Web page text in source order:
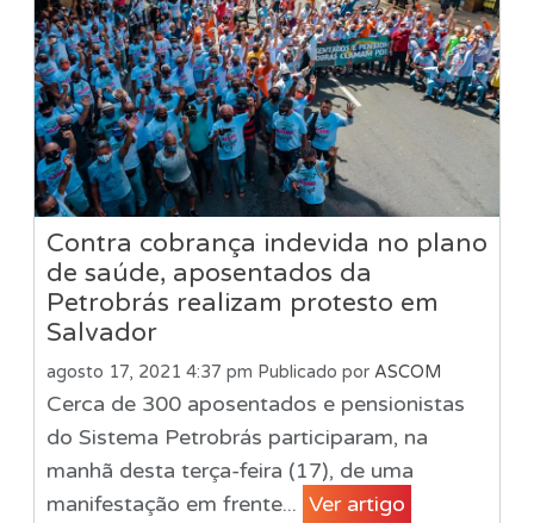
Contra cobrança indevida no plano
de saúde, aposentados da
Petrobrás realizam protesto em
Salvador
agosto 17, 2021 4:37 pm Publicado por ASCOM
Cerca de 300 aposentados e pensionistas
do Sistema Petrobrás participaram, na
manhã desta terça-feira (17), de uma
manifestação em frente... Ver artigo